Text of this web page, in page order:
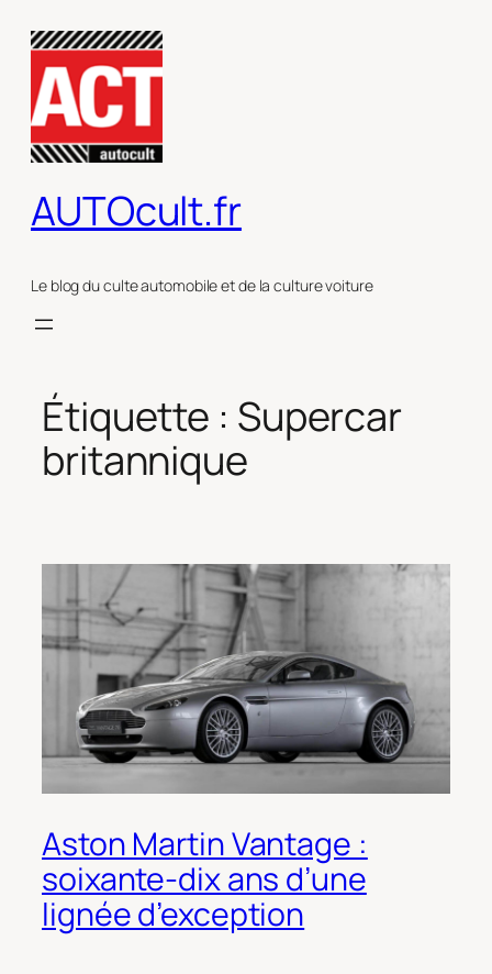
contenu
AUTOcult.fr
Le blog du culte automobile et de la culture voiture
Étiquette : Supercar
britannique
Aston Martin Vantage :
soixante-dix ans d’une
lignée d’exception